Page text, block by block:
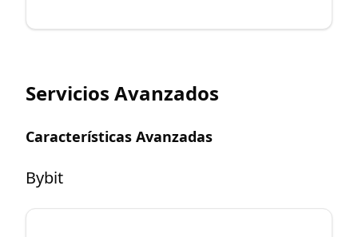
Servicios Avanzados
Características Avanzadas
Bybit